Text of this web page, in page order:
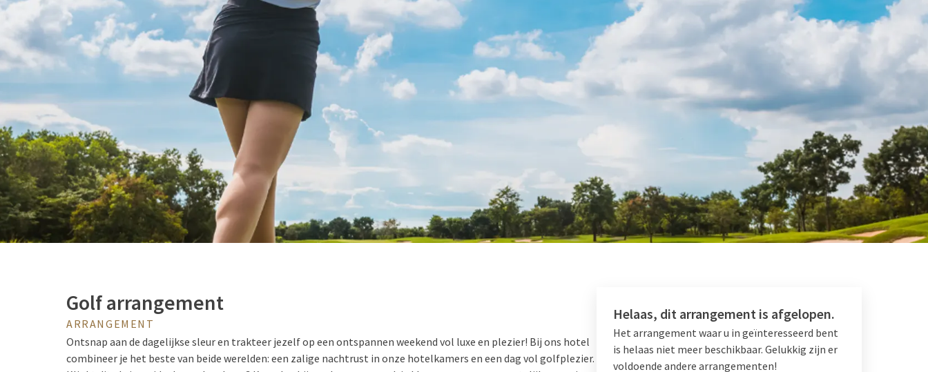
Golf arrangement
ARRANGEMENT
Ontsnap aan de dagelijkse sleur en trakteer jezelf op een ontspannen weekend vol luxe en plezier! Bij ons hotel
combineer je het beste van beide werelden: een zalige nachtrust in onze hotelkamers en een dag vol golfplezier.
Helaas, dit arrangement is afgelopen.
Het arrangement waar u in geïnteresseerd bent
is helaas niet meer beschikbaar. Gelukkig zijn er
voldoende andere arrangementen!